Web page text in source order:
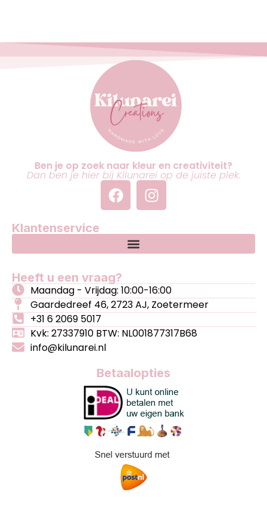
Ben je op zoek naar kleur en creativiteit?
Dan ben je hier bij Kilunarei op de juiste plek.
Klantenservice
Heeft u een vraag?
Maandag - Vrijdag: 10:00-16:00
Gaardedreef 46, 2723 AJ, Zoetermeer
+31 6 2069 5017
Kvk: 27337910 BTW: NL001877317B68
info@kilunarei.nl
Betaalopties